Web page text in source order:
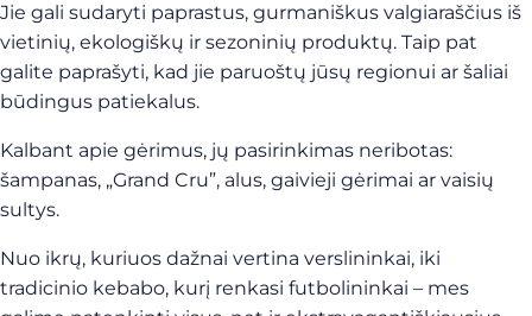
Jie gali sudaryti paprastus, gurmaniškus valgiaraščius iš
vietinių, ekologiškų ir sezoninių produktų. Taip pat
galite paprašyti, kad jie paruoštų jūsų regionui ar šaliai
būdingus patiekalus.
Kalbant apie gėrimus, jų pasirinkimas neribotas:
šampanas, „Grand Cru”, alus, gaivieji gėrimai ar vaisių
sultys.
Nuo ikrų, kuriuos dažnai vertina verslininkai, iki
tradicinio kebabo, kurį renkasi futbolininkai – mes